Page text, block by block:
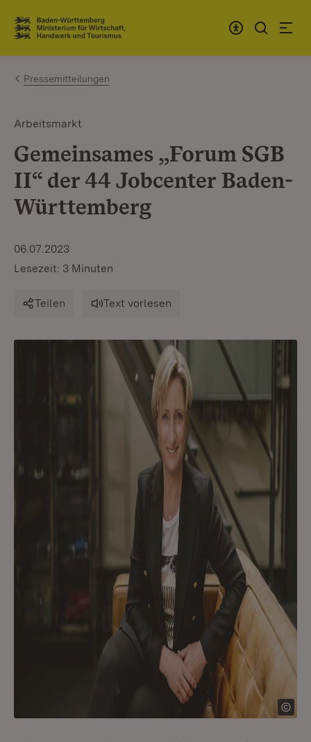
Zum Inhalt springen
Link zur Startseite
Pressemitteilungen
Arbeitsmarkt
Gemeinsames „Forum SGB
II“ der 44 Jobcenter Baden-
Württemberg
06.07.2023
Lesezeit: 3 Minuten
Teilen Text vorlesen